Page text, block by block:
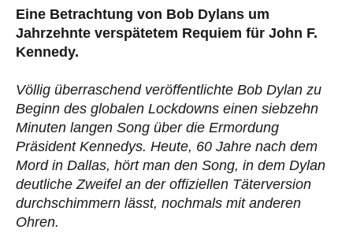
Eine Betrachtung von Bob Dylans um
Jahrzehnte verspätetem Requiem für John F.
Kennedy.
Völlig überraschend veröffentlichte Bob Dylan zu
Beginn des globalen Lockdowns einen siebzehn
Minuten langen Song über die Ermordung
Präsident Kennedys. Heute, 60 Jahre nach dem
Mord in Dallas, hört man den Song, in dem Dylan
deutliche Zweifel an der offiziellen Täterversion
durchschimmern lässt, nochmals mit anderen
Ohren.